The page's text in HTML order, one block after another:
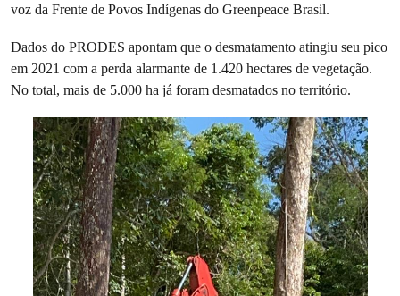
voz da Frente de Povos Indígenas do Greenpeace Brasil.
Dados do PRODES apontam que o desmatamento atingiu seu pico
em 2021 com a perda alarmante de 1.420 hectares de vegetação.
No total, mais de 5.000 ha já foram desmatados no território.